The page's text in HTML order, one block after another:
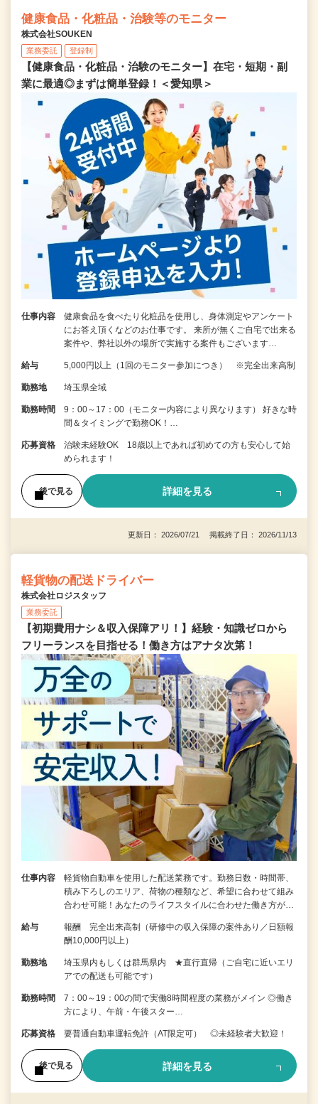
健康食品・化粧品・治験等のモニター
株式会社SOUKEN
業務委託 登録制
【健康食品・化粧品・治験のモニター】在宅・短期・副
業に最適◎まずは簡単登録！＜愛知県＞
仕事内容
健康食品を食べたり化粧品を使用し、身体測定やアンケート
にお答え頂くなどのお仕事です。 来所が無くご自宅で出来る
案件や、弊社以外の場所で実施する案件もございます…
給与 5,000円以上（1回のモニター参加につき） ※完全出来高制
勤務地 埼玉県全域
勤務時間
9：00～17：00（モニター内容により異なります） 好きな時
間＆タイミングで勤務OK！…
応募資格
治験未経験OK 18歳以上であれば初めての方も安心して始
められます！
後で見る 詳細を見る
更新日： 2026/07/21 掲載終了日： 2026/11/13
軽貨物の配送ドライバー
株式会社ロジスタッフ
業務委託
【初期費用ナシ＆収入保障アリ！】経験・知識ゼロから
フリーランスを目指せる！働き方はアナタ次第！
仕事内容
軽貨物自動車を使用した配送業務です。勤務日数・時間帯、
積み下ろしのエリア、荷物の種類など、希望に合わせて組み
合わせ可能！あなたのライフスタイルに合わせた働き方が…
給与
報酬 完全出来高制（研修中の収入保障の案件あり／日額報
酬10,000円以上）
勤務地
埼玉県内もしくは群馬県内 ★直行直帰（ご自宅に近いエリ
アでの配送も可能です）
勤務時間
7：00～19：00の間で実働8時間程度の業務がメイン ◎働き
方により、午前・午後スター…
応募資格 要普通自動車運転免許（AT限定可） ◎未経験者大歓迎！
後で見る 詳細を見る